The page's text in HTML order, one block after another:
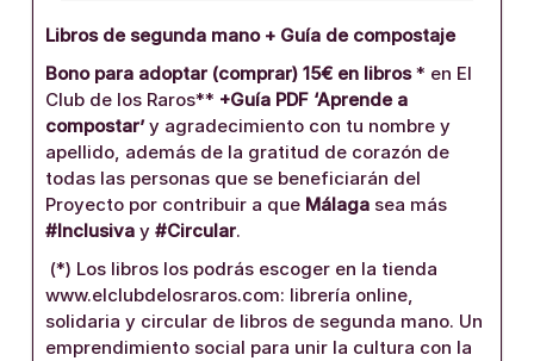
Libros de segunda mano + Guía de compostaje
Bono para adoptar (comprar) 15€ en libros* en El
Club de los Raros** +Guía PDF ‘Aprende a
compostar’y agradecimiento con tu nombre y
apellido, además de la gratitud de corazón de
todas las personas que se beneficiarán del
Proyecto por contribuir a que Málaga sea más
#Inclusiva y #Circular.
(*) Los libros los podrás escoger en la tienda
www.elclubdelosraros.com: librería online,
solidaria y circular de libros de segunda mano. Un
emprendimiento social para unir la cultura con la